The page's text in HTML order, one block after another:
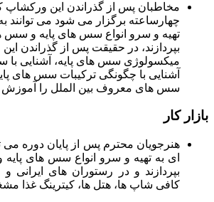
مخاطبان پس از گذراندن این ورکشاپ
چهارساعته برگزار می شود می
تهیه و سرو انواع سس های پایه و سس
بپردازند، در حقیقت پس از گذراندن
میکسولوژی سس های پایه، آشنایی با
آشنایی با چگونگی ترکیبات سس های
سس های معروف بین الملل را آموزش
بازار کار
هنرجویان محترم پس از پایان دوره
ای به تهیه و سرو انواع سس های
بپردازند و در رستوران های ایرانی و
کافی شاپ ها، هتل ها، کیترینگ غذا